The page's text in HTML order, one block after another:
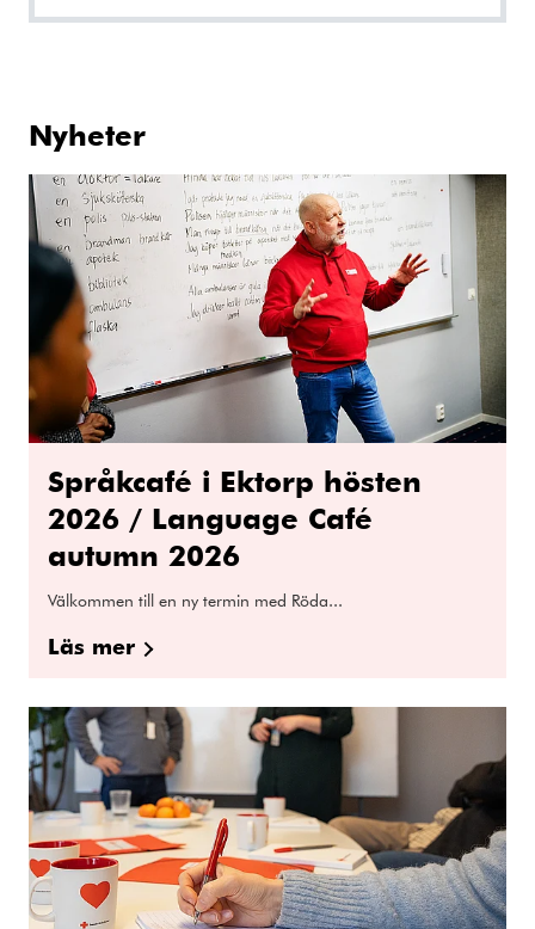
Nyheter
Språkcafé i Ektorp hösten
2026 / Language Café
autumn 2026
Välkommen till en ny termin med Röda...
Läs mer